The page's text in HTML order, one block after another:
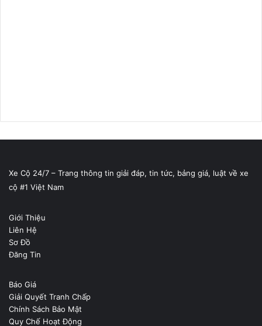
Xe Cộ 24/7 – Trang thông tin giải đáp, tin tức, bảng giá, luật về xe
cộ #1 Việt Nam
Giới Thiệu
Liên Hệ
Sơ Đồ
Đăng Tin
Báo Giá
Giải Quyết Tranh Chấp
Chính Sách Bảo Mật
Quy Chế Hoạt Động